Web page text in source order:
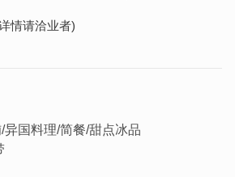
情请洽业者)
国料理/简餐/甜点冰品